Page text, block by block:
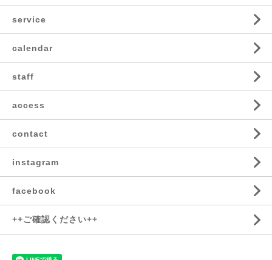
service
calendar
staff
access
contact
instagram
facebook
++ご確認ください++